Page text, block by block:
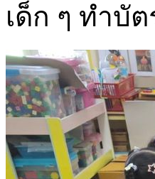
เด็ก ๆ ทำบั